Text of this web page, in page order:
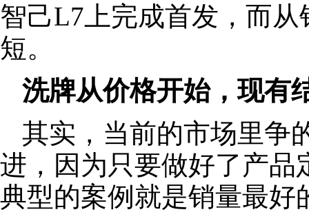
智己L7上完成首发，而
短。
洗牌从价格开始，现有
其实，当前的市场里争
进，因为只要做好了产品
典型的案例就是销量最好